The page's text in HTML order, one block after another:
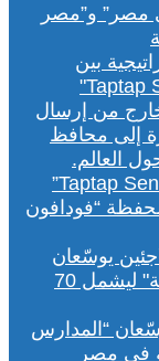
مصر” و”مصر
شراكة بين ڤودافون مصر و”Taptap Send”
من 30 دولة لمحفظة “فودافون
“المدارس